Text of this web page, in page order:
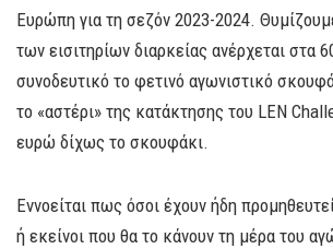
Ευρώπη για τη σεζόν 2023-2024.
των εισιτηρίων διαρκείας ανέρχεται στα
συνοδευτικό το φετινό αγωνιστικό
το «αστέρι» της κατάκτησης του LEN
ευρώ δίχως το σκουφάκι.
Εννοείται πως όσοι έχουν ήδη
ή εκείνοι που θα το κάνουν τη μέρα του